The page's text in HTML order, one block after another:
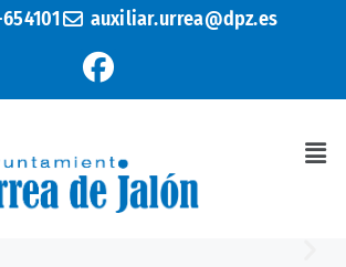
auxiliar.urrea@dpz.es